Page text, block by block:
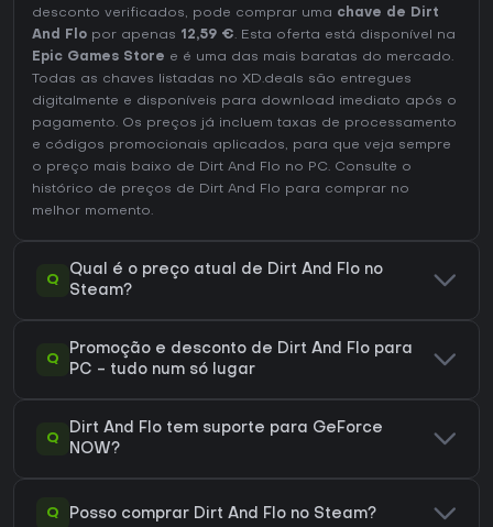
desconto verificados, pode comprar uma chave de Dirt
And Flo por apenas 12,59 €. Esta oferta está disponível na
Epic Games Store e é uma das mais baratas do mercado.
Todas as chaves listadas no XD.deals são entregues
digitalmente e disponíveis para download imediato após o
pagamento. Os preços já incluem taxas de processamento
e códigos promocionais aplicados, para que veja sempre
o preço mais baixo de Dirt And Flo no PC. Consulte o
histórico de preços de Dirt And Flo para comprar no
melhor momento.
Q
Qual é o preço atual de Dirt And Flo no
Steam?
Q
Promoção e desconto de Dirt And Flo para
PC - tudo num só lugar
Q
Dirt And Flo tem suporte para GeForce
NOW?
Q Posso comprar Dirt And Flo no Steam?